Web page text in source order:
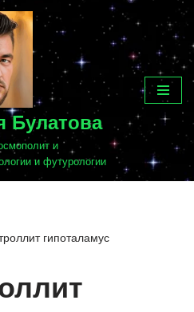
Булатова
и
и футурологии
гипоталамус